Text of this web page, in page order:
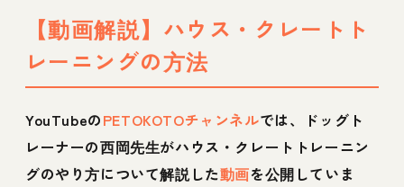
【動画解説】ハウス・クレートト
レーニングの方法
YouTubeのPETOKOTOチャンネルでは、ドッグト
レーナーの西岡先生がハウス・クレートトレーニン
グのやり方について解説した動画を公開していま